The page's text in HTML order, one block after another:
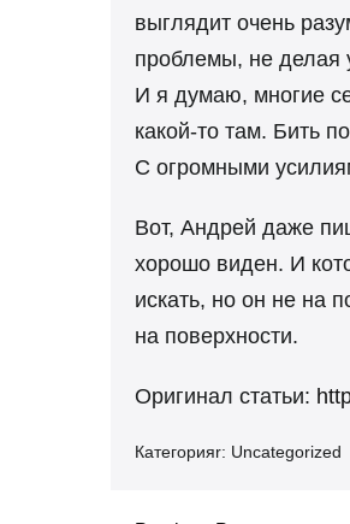
выглядит очень
проблемы, не делая
И я думаю, многие
какой-то там. Бить
С огромными
Вот, Андрей даже
хорошо виден. И
искать, но он не на
на поверхности.
Оригинал статьи:
Категорияr: Uncategorized